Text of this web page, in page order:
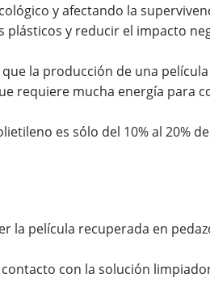
y afectando la
y reducir el impacto
la producción de una
requiere mucha energía para
es sólo del 10% al 20%
película recuperada en
con la solución